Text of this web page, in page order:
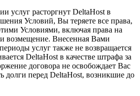
услуг расторгнут DeltaHost в
Условий, Вы теряете все права,
Условиями, включая права на
возмещение. Внесенная Вами
услуг также не возвращается
DeltaHost в качестве штрафа за
договора не освобождает Вас
долги перед DeltaHost, возникшие до